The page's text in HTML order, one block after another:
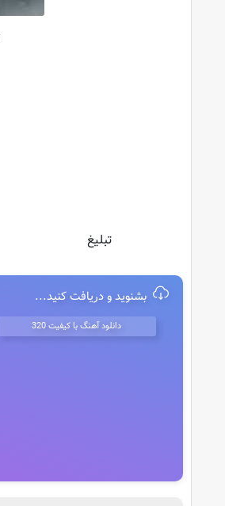
تبلیغ
بشنوید و دریافت کنید...
دانلود آهنگ با کیفیت 320